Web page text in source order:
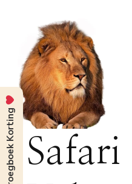
Safari
Vroegboek Korting